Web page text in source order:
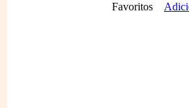
Favoritos